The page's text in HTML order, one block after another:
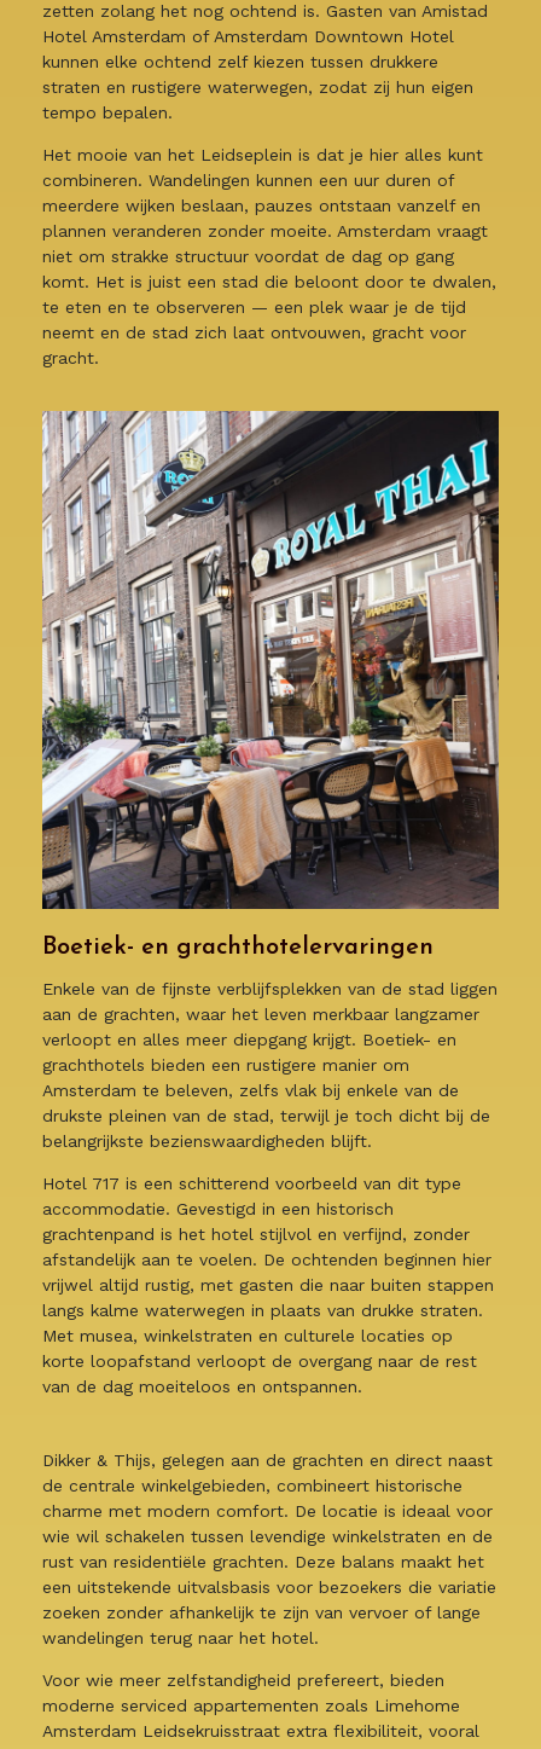
zetten zolang het nog ochtend is. Gasten van Amistad
Hotel Amsterdam of Amsterdam Downtown Hotel
kunnen elke ochtend zelf kiezen tussen drukkere
straten en rustigere waterwegen, zodat zij hun eigen
tempo bepalen.
Het mooie van het Leidseplein is dat je hier alles kunt
combineren. Wandelingen kunnen een uur duren of
meerdere wijken beslaan, pauzes ontstaan vanzelf en
plannen veranderen zonder moeite. Amsterdam vraagt
niet om strakke structuur voordat de dag op gang
komt. Het is juist een stad die beloont door te dwalen,
te eten en te observeren — een plek waar je de tijd
neemt en de stad zich laat ontvouwen, gracht voor
gracht.
Boetiek- en grachthotelervaringen
Enkele van de fijnste verblijfsplekken van de stad liggen
aan de grachten, waar het leven merkbaar langzamer
verloopt en alles meer diepgang krijgt. Boetiek- en
grachthotels bieden een rustigere manier om
Amsterdam te beleven, zelfs vlak bij enkele van de
drukste pleinen van de stad, terwijl je toch dicht bij de
belangrijkste bezienswaardigheden blijft.
Hotel 717 is een schitterend voorbeeld van dit type
accommodatie. Gevestigd in een historisch
grachtenpand is het hotel stijlvol en verfijnd, zonder
afstandelijk aan te voelen. De ochtenden beginnen hier
vrijwel altijd rustig, met gasten die naar buiten stappen
langs kalme waterwegen in plaats van drukke straten.
Met musea, winkelstraten en culturele locaties op
korte loopafstand verloopt de overgang naar de rest
van de dag moeiteloos en ontspannen.
Dikker & Thijs, gelegen aan de grachten en direct naast
de centrale winkelgebieden, combineert historische
charme met modern comfort. De locatie is ideaal voor
wie wil schakelen tussen levendige winkelstraten en de
rust van residentiële grachten. Deze balans maakt het
een uitstekende uitvalsbasis voor bezoekers die variatie
zoeken zonder afhankelijk te zijn van vervoer of lange
wandelingen terug naar het hotel.
Voor wie meer zelfstandigheid prefereert, bieden
moderne serviced appartementen zoals Limehome
Amsterdam Leidsekruisstraat extra flexibiliteit, vooral